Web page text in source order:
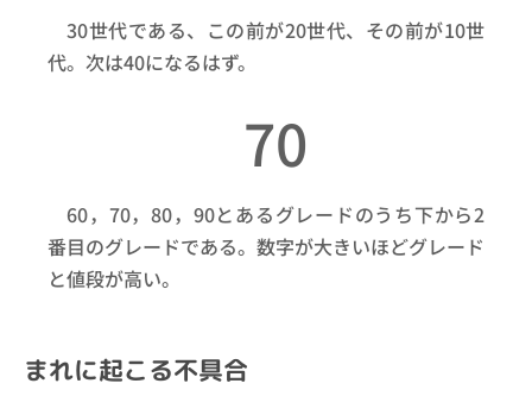
30世代である、この前が20世代、その前が10世
代。次は40になるはず。
70
60，70，80，90とあるグレードのうち下から2
番目のグレードである。数字が大きいほどグレード
と値段が高い。
まれに起こる不具合